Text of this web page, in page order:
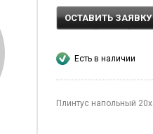
ОСТАВИТЬ ЗАЯВКУ
Есть в наличии
Плинтус напольный